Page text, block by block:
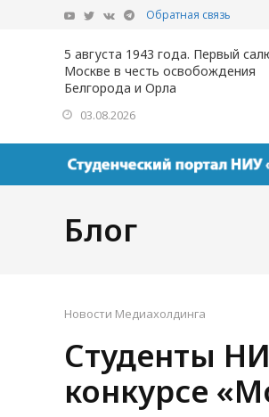
Обратная связь
5 августа 1943 года. Первый
Москве в честь освобождения
Белгорода и Орла
03.08.2026
Блог
Новости Медиахолдинга
Студенты
конкурсе